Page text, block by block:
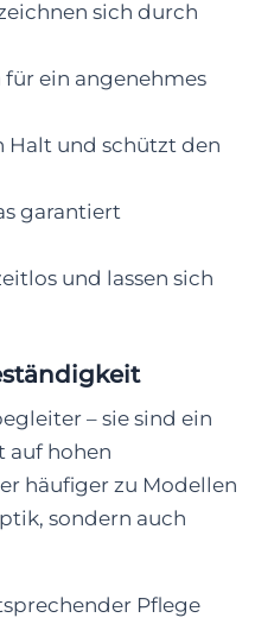
sich durch
ein angenehmes
Halt und schützt den
garantiert
und lassen sich
– sie sind ein
auf hohen
häufiger zu Modellen
sondern auch
Pflege